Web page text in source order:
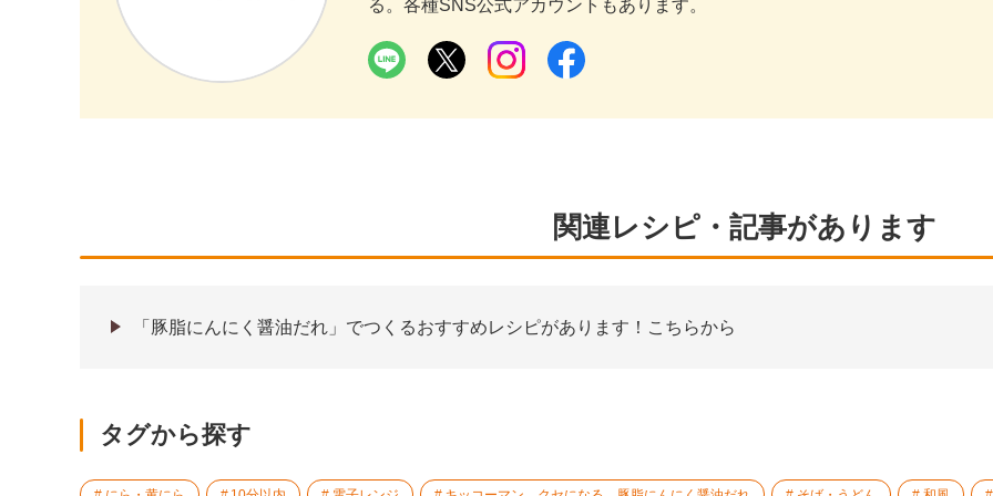
る。各種SNS公式アカウントもあります。
関連レシピ・記事があります
「豚脂にんにく醤油だれ」でつくるおすすめレシピがあります！こちらから
タグから探す